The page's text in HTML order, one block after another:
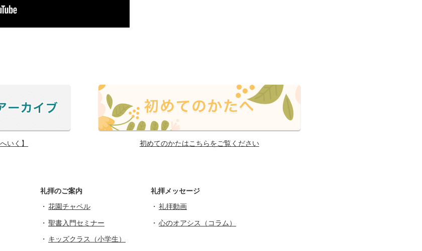
いく】 初めてのかたはこちらをご覧ください
礼拝のご案内
花園チャペル
聖書入門セミナー
キッズクラス（小学生）
礼拝メッセージ
礼拝動画
心のオアシス（コラム）